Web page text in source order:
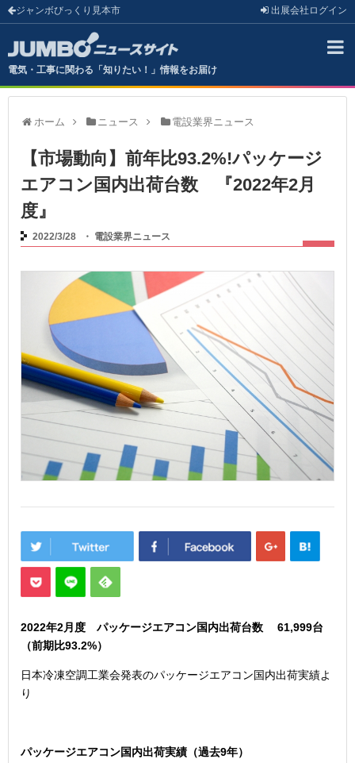
ジャンボびっくり見本市 出展会社 ログイン
電気・工事に関わる「知りたい！」情報をお届け
ホーム ニュース 電設業界ニュース
【市場動向】前年比93.2%!パッケージ
エアコン国内出荷台数 『2022年2月
度』
2022/3/28 ・ 電設業界ニュース
2022年2月度 パッケージエアコン国内出荷台数 61,999台
（前期比93.2%）
日本冷凍空調工業会発表のパッケージエアコン国内出荷実績よ
り
パッケージエアコン国内出荷実績（過去9年）